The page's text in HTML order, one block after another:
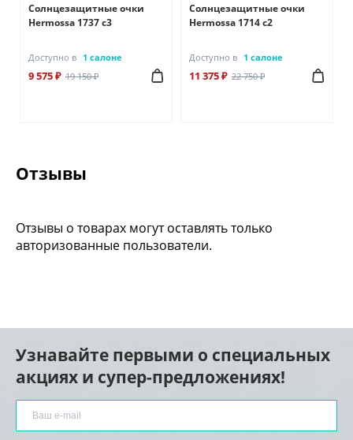
Солнцезащитные очки
Hermossa 1737 с3
Доступно в 1 салоне
9 575 ₽ 19 150 ₽
Солнцезащитные очки
Hermossa 1714 с2
Доступно в 1 салоне
11 375 ₽ 22 750 ₽
Отзывы
Отзывы о товарах могут оставлять только
авторизованные пользователи.
Узнавайте первыми о специальных
акциях и супер-предложениях!